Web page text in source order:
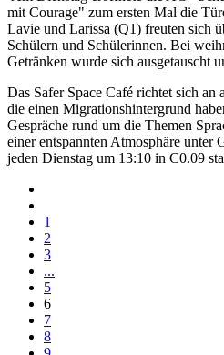
mit Courage" zum ersten Mal die
Lavie und Larissa (Q1) freuten sich
Schülern und Schülerinnen. Bei
Getränken wurde sich ausgetauscht
Das Safer Space Café richtet sich
die einen Migrationshintergrund
Gespräche rund um die Themen
einer entspannten Atmosphäre unter
jeden Dienstag um 13:10 in C0.09
1
2
3
...
5
6
7
8